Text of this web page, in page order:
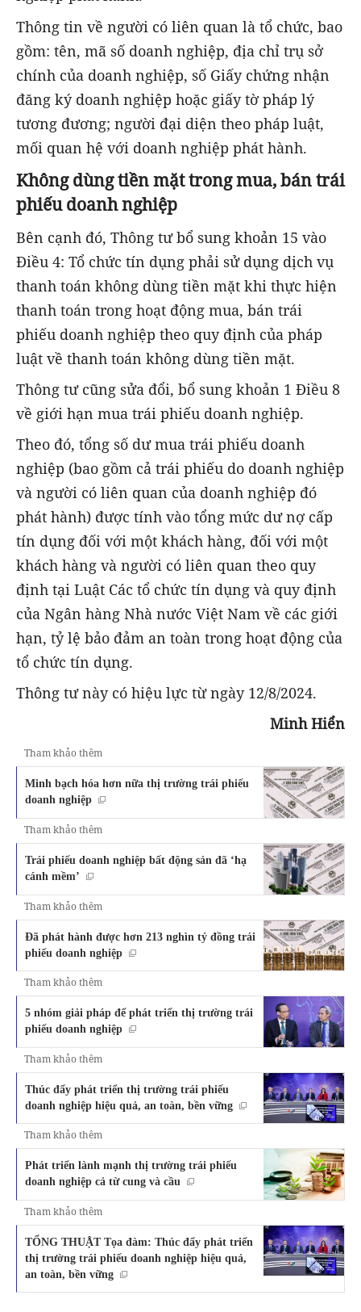
Thông tin về người có liên quan là tổ chức, bao
gồm: tên, mã số doanh nghiệp, địa chỉ trụ sở
chính của doanh nghiệp, số Giấy chứng nhận
đăng ký doanh nghiệp hoặc giấy tờ pháp lý
tương đương; người đại diện theo pháp luật,
mối quan hệ với doanh nghiệp phát hành.
Không dùng tiền mặt trong mua, bán trái
phiếu doanh nghiệp
Bên cạnh đó, Thông tư bổ sung khoản 15 vào
Điều 4: Tổ chức tín dụng phải sử dụng dịch vụ
thanh toán không dùng tiền mặt khi thực hiện
thanh toán trong hoạt động mua, bán trái
phiếu doanh nghiệp theo quy định của pháp
luật về thanh toán không dùng tiền mặt.
Thông tư cũng sửa đổi, bổ sung khoản 1 Điều 8
về giới hạn mua trái phiếu doanh nghiệp.
Theo đó, tổng số dư mua trái phiếu doanh
nghiệp (bao gồm cả trái phiếu do doanh nghiệp
và người có liên quan của doanh nghiệp đó
phát hành) được tính vào tổng mức dư nợ cấp
tín dụng đối với một khách hàng, đối với một
khách hàng và người có liên quan theo quy
định tại Luật Các tổ chức tín dụng và quy định
của Ngân hàng Nhà nước Việt Nam về các giới
hạn, tỷ lệ bảo đảm an toàn trong hoạt động của
tổ chức tín dụng.
Thông tư này có hiệu lực từ ngày 12/8/2024.
Minh Hiển
Tham khảo thêm
Minh bạch hóa hơn nữa thị trường trái phiếu
doanh nghiệp
Tham khảo thêm
Trái phiếu doanh nghiệp bất động sản đã ‘hạ
cánh mềm’
Tham khảo thêm
Đã phát hành được hơn 213 nghìn tỷ đồng trái
phiếu doanh nghiệp
Tham khảo thêm
5 nhóm giải pháp để phát triển thị trường trái
phiếu doanh nghiệp
Tham khảo thêm
Thúc đẩy phát triển thị trường trái phiếu
doanh nghiệp hiệu quả, an toàn, bền vững
Tham khảo thêm
Phát triển lành mạnh thị trường trái phiếu
doanh nghiệp cả từ cung và cầu
Tham khảo thêm
TỔNG THUẬT Tọa đàm: Thúc đẩy phát triển
thị trường trái phiếu doanh nghiệp hiệu quả,
an toàn, bền vững